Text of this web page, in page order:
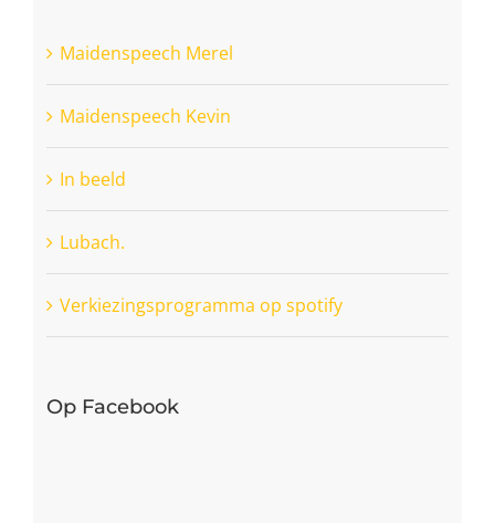
Maidenspeech Merel
Maidenspeech Kevin
In beeld
Lubach.
Verkiezingsprogramma op spotify
Op Facebook